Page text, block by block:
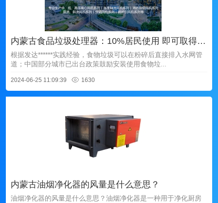
内蒙古食品垃圾处理器：10%居民使用 即可取得显著效果
根据发达******实践经验，食物垃圾可以在粉碎后直接排入水网管
道；中国部分城市已出台政策鼓励安装使用食物垃...
2024-06-25 11:09:39 1630
内蒙古油烟净化器的风量是什么意思？
油烟净化器的风量是什么意思？油烟净化器是一种用于净化厨房